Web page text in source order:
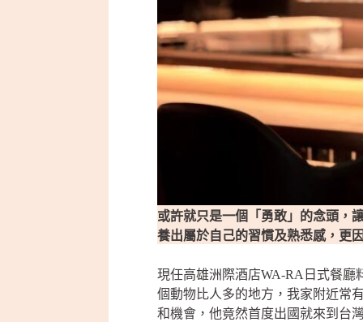
或許就只是一個「勇敢」的念頭，
養出屬於自己的習慣及熟悉感，更
現任高雄洲際酒店WA-RA日式餐廳
個動物比人多的地方，我家附近常
和機會，他竟然首度出國就來到台